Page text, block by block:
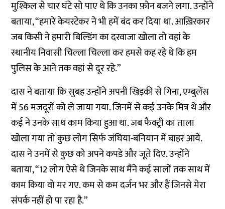
मुश्किल से चार घंटे सो पाए थे कि उनका फ़ोन बजने लगा. उन्होंने
बताया, “हमारे केयरटेकर ने भी हमें बंद कर दिया था. आख़िरकार
जब किसी ने हमारी बिल्डिंग का दरवाजा खोला तो वहां के
स्थानीय निवासी चिल्ला चिल्ला कर हमसे कह रहे थे कि हम
पुलिस के आने तक वहां से दूर रहे.”
दास ने बताया कि सुबह उन्होंने अपनी खिड़की से गिना, एम्बुलेंस
में 56 मजदूरों को ले जाया गया. जिनमें से कई उनके मित्र थे और
कई ने उनके साथ काम किया हुआ था. जब फैक्ट्री का ताला
खोला गया तो कुछ लोग सिर्फ जंघिया-बनियान में बाहर आये.
दास ने उनमें से कुछ को अपने कपडे और जूते दिए. उन्होंने
बताया, “12 लोग ऐसे थे जिनके साथ मैंने कई सालों तक साथ में
काम किया वो मर गए. कम से कम दर्जन भर और हैं जिनसे मेरा
संपर्क नहीं हो पा रहा है.”